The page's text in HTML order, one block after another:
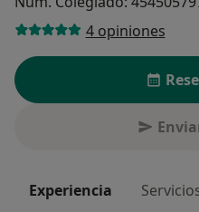
4 opiniones
Experiencia